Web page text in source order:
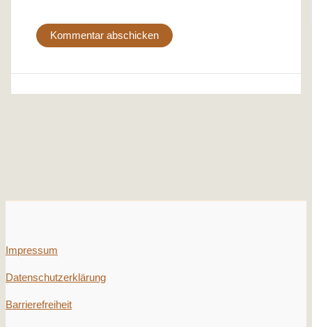
Impressum
Datenschutzerklärung
Barrierefreiheit